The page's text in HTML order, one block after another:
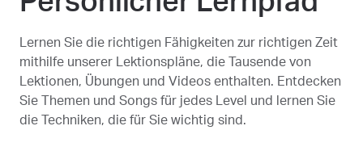
Lernen Sie die richtigen Fähigkeiten zur richtigen Zeit
mithilfe unserer Lektionspläne, die Tausende von
Lektionen, Übungen und Videos enthalten. Entdecken
Sie Themen und Songs für jedes Level und lernen Sie
die Techniken, die für Sie wichtig sind.